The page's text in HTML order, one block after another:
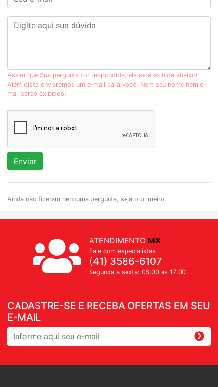
Assim que Sua pergunta for respondida, ela será exibida abaixo!
Além disto enviaremos um e-mail para você. Nem seu nome nem e-
mail serão exibidos!
Enviar
Ainda não fizeram nenhuma pergunta, seja o primeiro.
CADASTRE-SE E RECEBA OFERTAS EM SEU
E-MAIL
ATENDIMENTO MX
Fale com especialistas
(41) 3586-6107
Segunda a sexta: 08:00 as 17:00